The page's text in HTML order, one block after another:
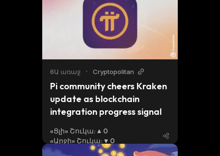
6Ա առաջ • Cryptopolitan
Pi community cheers Kraken
update as blockchain
integration progress signal
«Ցլի» Շուկա:
0
«Արջի» Շուկա: 0